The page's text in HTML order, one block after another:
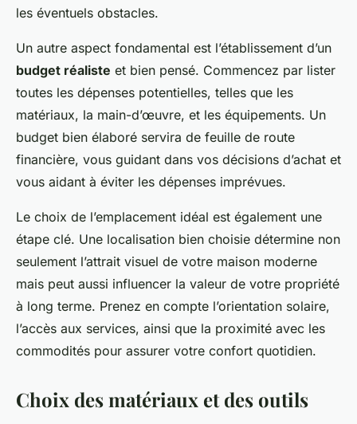
les éventuels obstacles.
Un autre aspect fondamental est l’établissement d’un
budget réaliste et bien pensé. Commencez par lister
toutes les dépenses potentielles, telles que les
matériaux, la main-d’œuvre, et les équipements. Un
budget bien élaboré servira de feuille de route
financière, vous guidant dans vos décisions d’achat et
vous aidant à éviter les dépenses imprévues.
Le choix de l’emplacement idéal est également une
étape clé. Une localisation bien choisie détermine non
seulement l’attrait visuel de votre maison moderne
mais peut aussi influencer la valeur de votre propriété
à long terme. Prenez en compte l’orientation solaire,
l’accès aux services, ainsi que la proximité avec les
commodités pour assurer votre confort quotidien.
Choix des matériaux et des outils